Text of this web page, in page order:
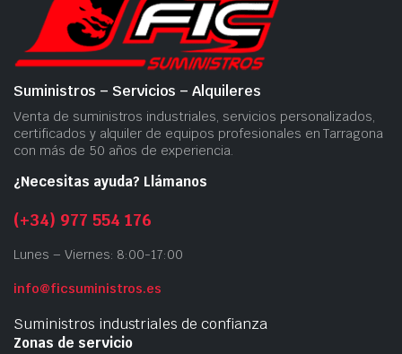
Suministros – Servicios – Alquileres
Venta de suministros industriales, servicios personalizados,
certificados y alquiler de equipos profesionales en Tarragona
con más de 50 años de experiencia.
¿Necesitas ayuda? Llámanos
(+34) 977 554 176
Lunes – Viernes: 8:00-17:00
info@ficsuministros.es
Suministros industriales de confianza
Zonas de servicio